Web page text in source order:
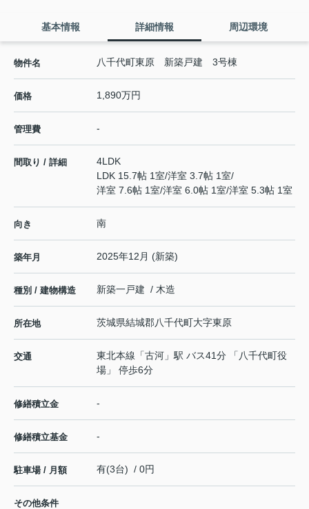
基本情報 詳細情報 周辺環境
物件名 八千代町東原 新築戸建 3号棟
価格 1,890万円
管理費 -
間取り / 詳細
4LDK
LDK 15.7帖 1室/洋室 3.7帖 1室/
洋室 7.6帖 1室/洋室 6.0帖 1室/洋室 5.3帖 1室
向き 南
築年月 2025年12月 (新築)
種別 / 建物構造 新築一戸建 / 木造
所在地 茨城県結城郡八千代町大字東原
交通 東北本線 「古河 」駅 バス41分 「八千代町役
場」 停歩6分
修繕積立金 -
修繕積立基金 -
駐車場 / 月額 有(3台) / 0円
その他条件